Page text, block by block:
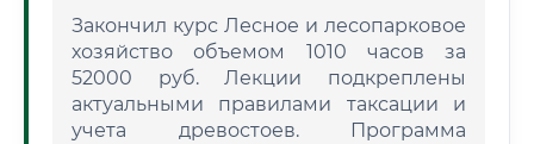
Закончил курс Лесное и лесопарковое
хозяйство объемом 1010 часов за
52000 руб. Лекции подкреплены
актуальными правилами таксации и
учета древостоев. Программа